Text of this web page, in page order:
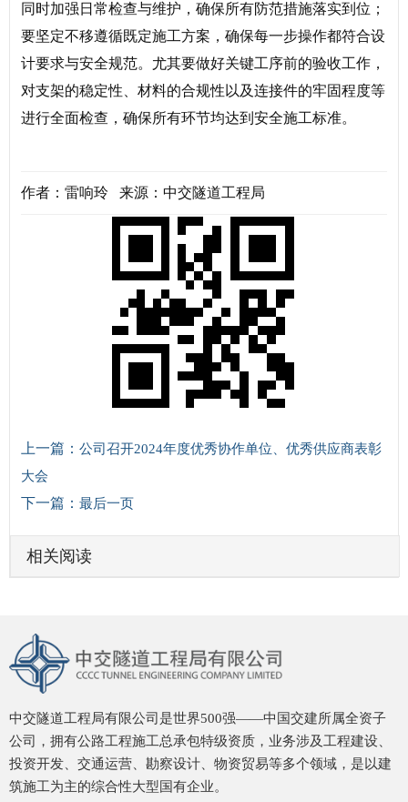
同时加强日常检查与维护，确保所有防范措施落实到位；
要坚定不移遵循既定施工方案，确保每一步操作都符合设
计要求与安全规范。尤其要做好关键工序前的验收工作，
对支架的稳定性、材料的合规性以及连接件的牢固程度等
进行全面检查，确保所有环节均达到安全施工标准。
作者：雷响玲 来源：中交隧道工程局
上一篇： 公司召开2024年度优秀协作单位、优秀供应商表彰
大会
下一篇： 最后一页
相关阅读
中交隧道工程局有限公司是世界500强——中国交建所属全资子
公司，拥有公路工程施工总承包特级资质，业务涉及工程建设、
投资开发、交通运营、勘察设计、物资贸易等多个领域，是以建
筑施工为主的综合性大型国有企业。